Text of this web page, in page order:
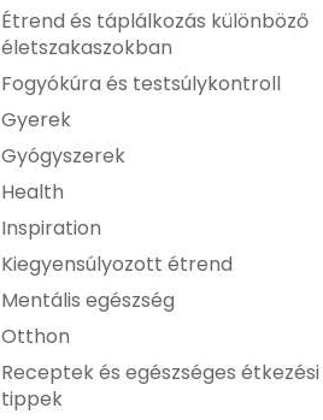
Étrend és táplálkozás különböző
életszakaszokban
Fogyókúra és testsúlykontroll
Gyerek
Gyógyszerek
Health
Inspiration
Kiegyensúlyozott étrend
Mentális egészség
Otthon
Receptek és egészséges étkezési
tippek